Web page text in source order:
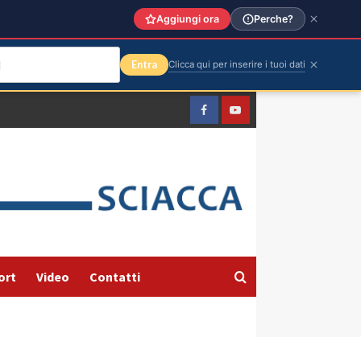
FacebookYountube
Video Contatti
Aggiungi ora Perche?
Entra Clicca qui per inserire i tuoi dati